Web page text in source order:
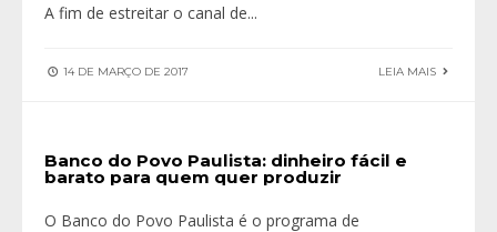
A fim de estreitar o canal de...
14 DE MARÇO DE 2017 LEIA MAIS
Banco do Povo Paulista: dinheiro fácil e
barato para quem quer produzir
O Banco do Povo Paulista é o programa de